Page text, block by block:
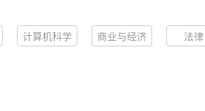
计算机科学 商业与经济 法律